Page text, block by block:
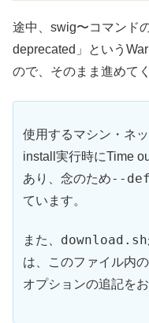
途中、swig〜コマンド
deprecated」という
ので、そのまま進めて
使用するマシン・ネ
install実行時にTime
あり、念のため--
ています。
また、 download.sh
は、このファイル内の
オプションの追記を